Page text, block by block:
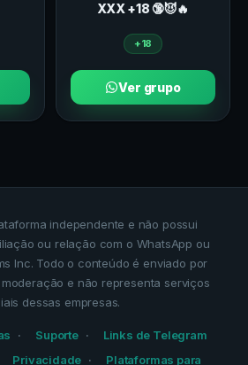
ХXХ +18 🔞😈🔥
+18
Ver grupo
independente e não possui
ou relação com o WhatsApp ou
Inc. Todo o conteúdo é enviado por
e não representa serviços
dessas empresas.
Suporte
Links de Telegram
Privacidade Plataformas para